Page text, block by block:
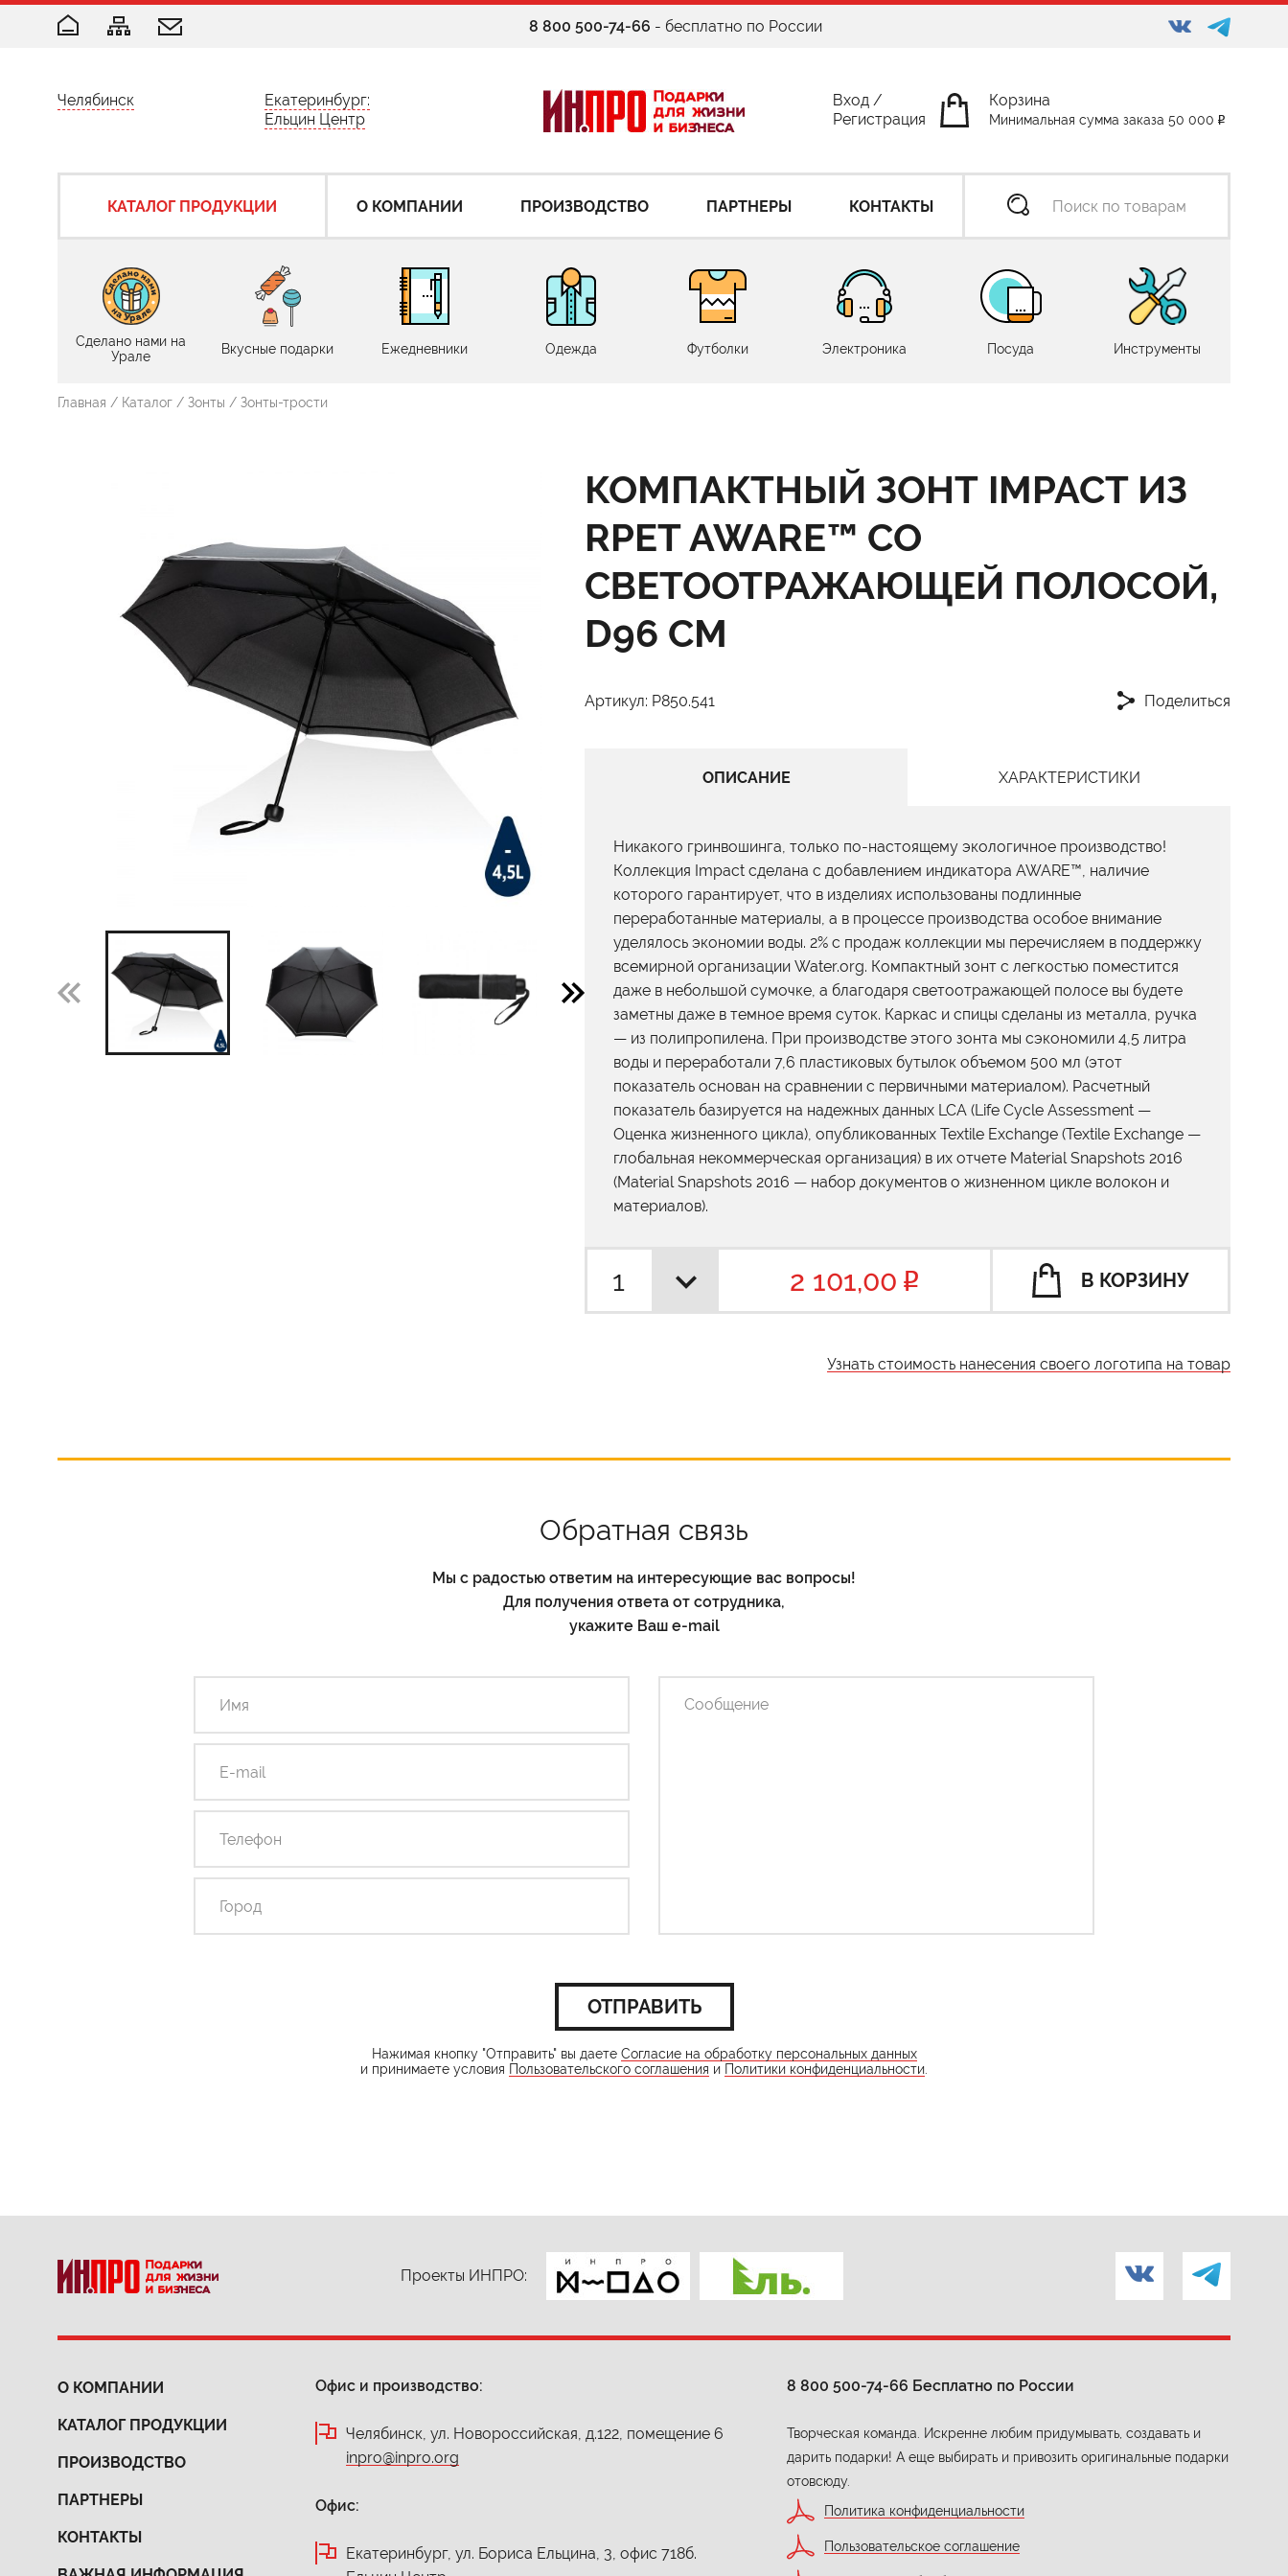
8 800 500-74-66 - бесплатно по России
Челябинск
Екатеринбург:
Ельцин Центр
Вход /
Регистрация
Корзина
Минимальная сумма заказа 50 000
КАТАЛОГ ПРОДУКЦИИ О КОМПАНИИ ПРОИЗВОДСТВО ПАРТНЕРЫ КОНТАКТЫ
Сделано нами на
Урале
Вкусные подарки Ежедневники Одежда Футболки Электроника Посуда Инструменты
Главная / Каталог / Зонты / Зонты-трости
КОМПАКТНЫЙ ЗОНТ IMPACT ИЗ
RPET AWARE™ СО
СВЕТООТРАЖАЮЩЕЙ ПОЛОСОЙ,
D96 СМ
Артикул: P850.541 Поделиться
ОПИСАНИЕ ХАРАКТЕРИСТИКИ
Никакого гринвошинга, только по-настоящему экологичное производство!
Коллекция Impact сделана с добавлением индикатора AWARE™, наличие
которого гарантирует, что в изделиях использованы подлинные
переработанные материалы, а в процессе производства особое внимание
уделялось экономии воды. 2% с продаж коллекции мы перечисляем в поддержку
всемирной организации Water.org. Компактный зонт с легкостью поместится
даже в небольшой сумочке, а благодаря светоотражающей полосе вы будете
заметны даже в темное время суток. Каркас и спицы сделаны из металла, ручка
— из полипропилена. При производстве этого зонта мы сэкономили 4,5 литра
воды и переработали 7,6 пластиковых бутылок объемом 500 мл (этот
показатель основан на сравнении с первичными материалом). Расчетный
показатель базируется на надежных данных LCA (Life Cycle Assessment —
Оценка жизненного цикла), опубликованных Textile Exchange (Textile Exchange —
глобальная некоммерческая организация) в их отчете Material Snapshots 2016
(Material Snapshots 2016 — набор документов о жизненном цикле волокон и
материалов).
2 101,00 В КОРЗИНУ
Узнать стоимость нанесения своего логотипа на товар
Обратная связь
Мы с радостью ответим на интересующие вас вопросы!
Для получения ответа от сотрудника,
укажите Ваш e-mail
ОТПРАВИТЬ
Нажимая кнопку "Отправить" вы даете Согласие на обработку персональных данных
и принимаете условия Пользовательского соглашения и Политики конфиденциальности
Проекты ИНПРО:
О КОМПАНИИ
КАТАЛОГ ПРОДУКЦИИ
ПРОИЗВОДСТВО
ПАРТНЕРЫ
КОНТАКТЫ
Офис и производство:
Челябинск, ул. Новороссийская, д.122, помещение 6
inpro@inpro.org
Офис:
Екатеринбург, ул. Бориса Ельцина, 3, офис 718б.
8 800 500-74-66 Бесплатно по России
Творческая команда. Искренне любим придумывать, создавать и
дарить подарки! А еще выбирать и привозить оригинальные подарки
отовсюду.
Политика конфиденциальности
Пользовательское соглашение